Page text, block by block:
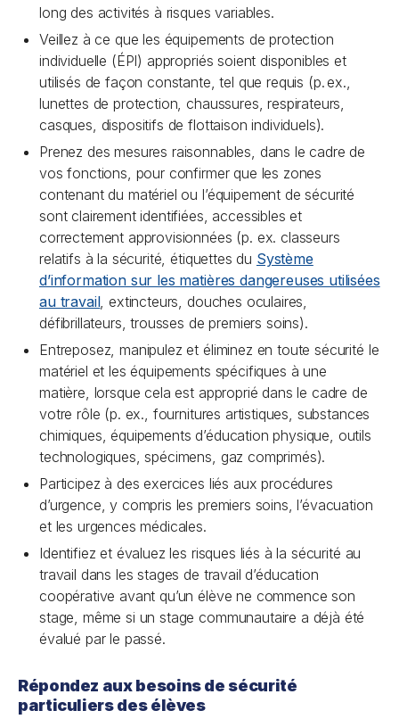
long des activités à risques variables.
Veillez à ce que les équipements de protection
individuelle (ÉPI) appropriés soient disponibles et
utilisés de façon constante, tel que requis (p. ex.,
lunettes de protection, chaussures, respirateurs,
casques, dispositifs de flottaison individuels).
Prenez des mesures raisonnables, dans le cadre de
vos fonctions, pour confirmer que les zones
contenant du matériel ou l’équipement de sécurité
sont clairement identifiées, accessibles et
correctement approvisionnées (p. ex. classeurs
relatifs à la sécurité, étiquettes du Système
d’information sur les matières dangereuses utilisées
au travail, extincteurs, douches oculaires,
défibrillateurs, trousses de premiers soins).
Entreposez, manipulez et éliminez en toute sécurité le
matériel et les équipements spécifiques à une
matière, lorsque cela est approprié dans le cadre de
votre rôle (p. ex., fournitures artistiques, substances
chimiques, équipements d’éducation physique, outils
technologiques, spécimens, gaz comprimés).
Participez à des exercices liés aux procédures
d’urgence, y compris les premiers soins, l’évacuation
et les urgences médicales.
Identifiez et évaluez les risques liés à la sécurité au
travail dans les stages de travail d’éducation
coopérative avant qu’un élève ne commence son
stage, même si un stage communautaire a déjà été
évalué par le passé.
Répondez aux besoins de sécurité
particuliers des élèves